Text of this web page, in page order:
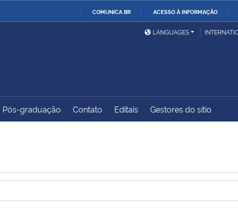
COMUNICA BR ACESSO À INFORMAÇÃO
Ministério da Defesa
Ministério das Relações
Exteriores
Ministério do
Controladoria-Geral da
LANGUAGES
Pós-graduação Contato Editais Gestores do sítio